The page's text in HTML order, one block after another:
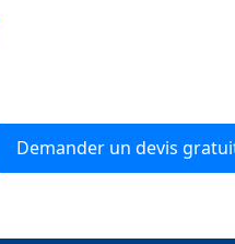
Demander un devis